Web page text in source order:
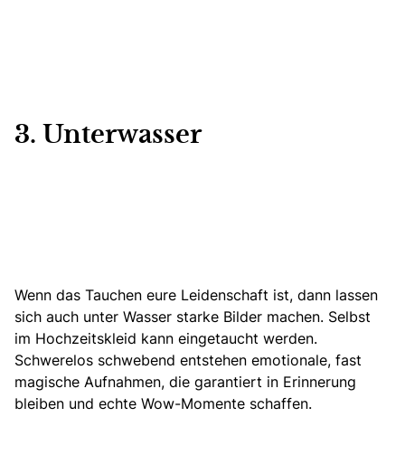
3. Unterwasser
Wenn das Tauchen eure Leidenschaft ist, dann lassen
sich auch unter Wasser starke Bilder machen. Selbst
im Hochzeitskleid kann eingetaucht werden.
Schwerelos schwebend entstehen emotionale, fast
magische Aufnahmen, die garantiert in Erinnerung
bleiben und echte Wow-Momente schaffen.